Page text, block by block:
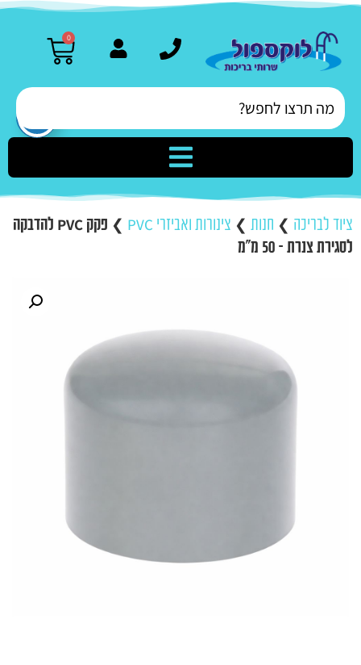
0
ציוד לבריכה ❯ חנות ❯ צינורות ואביזרי PVC ❯
פקק PVC להדבקה
לסגירת צנרת – 50 מ"מ